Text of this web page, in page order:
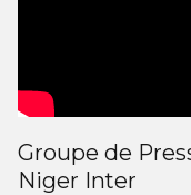
Groupe de
Niger Inter